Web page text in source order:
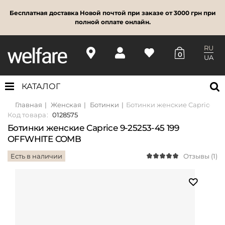
Бесплатная доставка Новой почтой при заказе от 3000 грн при
полной оплате онлайн.
0
RU
UA
КАТАЛОГ
Главная Женская Ботинки
Ботинки женские Caprice 9-
Код товара: 0128575
Ботинки женские Caprice 9-25253-45 199
OFFWHITE COMB
Есть в наличии Отзывы (1)